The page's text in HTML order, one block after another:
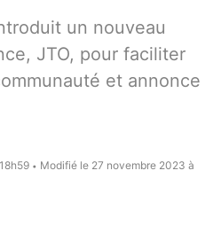
un nouveau
JTO, pour faciliter
et annonce
• Modifié le 27 novembre 2023 à